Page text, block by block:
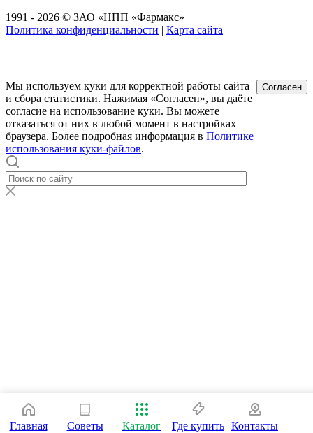
1991 - 2026 © ЗАО «НПП «Фармакс»
Политика конфиденциальности | Карта сайта
Мы используем куки для корректной работы сайта
и сбора статистики. Нажимая «Согласен», вы даёте
согласие на использование куки. Вы можете
отказаться от них в любой момент в настройках
браузера. Более подробная информация в Политике
использования куки-файлов.
Согласен
Главная Советы Каталог Где купить Контакты